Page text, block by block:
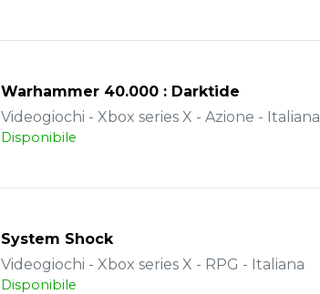
Warhammer 40.000 : Darktide
Videogiochi - Xbox series X - Azione - Italiana
Disponibile
System Shock
Videogiochi - Xbox series X - RPG - Italiana
Disponibile